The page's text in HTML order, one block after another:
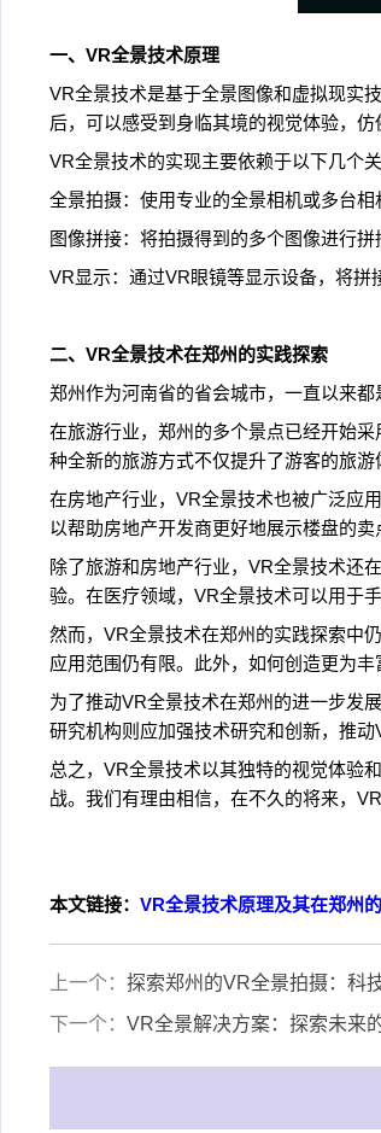
一、VR全景技术原理
VR全景技术是基于全景图像和虚拟现实
后，可以感受到身临其境的视觉体验，仿
VR全景技术的实现主要依赖于以下几个关
全景拍摄：使用专业的全景相机或多台
图像拼接：将拍摄得到的多个图像进行
VR显示：通过VR眼镜等显示设备，将拼
二、VR全景技术在郑州的实践探索
郑州作为河南省的省会城市，一直以来
在旅游行业，郑州的多个景点已经开始
种全新的旅游方式不仅提升了游客的旅
在房地产行业，VR全景技术也被广泛应
以帮助房地产开发商更好地展示楼盘的卖
除了旅游和房地产行业，VR全景技术还
验。在医疗领域，VR全景技术可以用于
然而，VR全景技术在郑州的实践探索中
应用范围仍有限。此外，如何创造更为
为了推动VR全景技术在郑州的进一步发
研究机构则应加强技术研究和创新，推动
总之，VR全景技术以其独特的视觉体验
战。我们有理由相信，在不久的将来，
本文链接： VR全景技术原理及其在郑州
上一个： 探索郑州的VR全景拍摄：科
下一个： VR全景解决方案：探索未来